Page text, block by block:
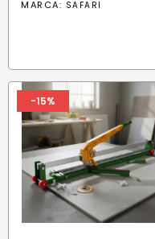
MARCA: SAFARI
-15%